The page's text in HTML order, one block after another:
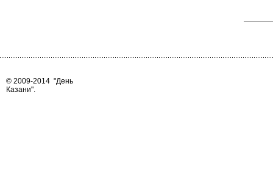
© 2009-2014 "День
Казани".